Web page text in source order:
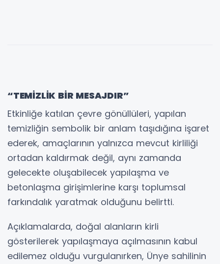
“TEMİZLİK BİR MESAJDIR”
Etkinliğe katılan çevre gönüllüleri, yapılan
temizliğin sembolik bir anlam taşıdığına işaret
ederek, amaçlarının yalnızca mevcut kirliliği
ortadan kaldırmak değil, aynı zamanda
gelecekte oluşabilecek yapılaşma ve
betonlaşma girişimlerine karşı toplumsal
farkındalık yaratmak olduğunu belirtti.
Açıklamalarda, doğal alanların kirli
gösterilerek yapılaşmaya açılmasının kabul
edilemez olduğu vurgulanırken, Ünye sahilinin